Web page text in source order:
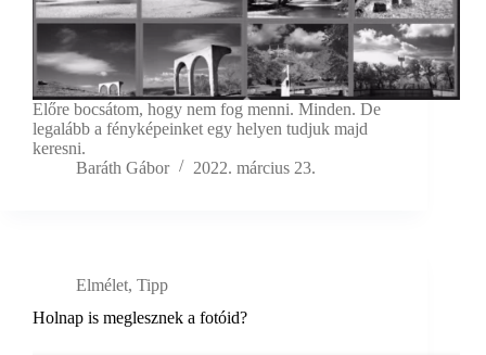
Előre bocsátom, hogy nem fog menni. Minden. De
legalább a fényképeinket egy helyen tudjuk majd
keresni.
Baráth Gábor
2022. március 23.
Elmélet, Tipp
Holnap is meglesznek a fotóid?